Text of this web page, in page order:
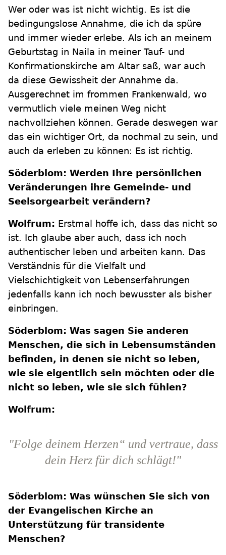
Wer oder was ist nicht wichtig. Es ist die
bedingungslose Annahme, die ich da spüre
und immer wieder erlebe. Als ich an meinem
Geburtstag in Naila in meiner Tauf- und
Konfirmationskirche am Altar saß, war auch
da diese Gewissheit der Annahme da.
Ausgerechnet im frommen Frankenwald, wo
vermutlich viele meinen Weg nicht
nachvollziehen können. Gerade deswegen war
das ein wichtiger Ort, da nochmal zu sein, und
auch da erleben zu können: Es ist richtig.
Söderblom: Werden Ihre persönlichen
Veränderungen ihre Gemeinde- und
Seelsorgearbeit verändern?
Wolfrum: Erstmal hoffe ich, dass das nicht so
ist. Ich glaube aber auch, dass ich noch
authentischer leben und arbeiten kann. Das
Verständnis für die Vielfalt und
Vielschichtigkeit von Lebenserfahrungen
jedenfalls kann ich noch bewusster als bisher
einbringen.
Söderblom: Was sagen Sie anderen
Menschen, die sich in Lebensumständen
befinden, in denen sie nicht so leben,
wie sie eigentlich sein möchten oder die
nicht so leben, wie sie sich fühlen?
Wolfrum:
"Folge deinem Herzen“ und vertraue, dass
dein Herz für dich schlägt!"
Söderblom: Was wünschen Sie sich von
der Evangelischen Kirche an
Unterstützung für transidente
Menschen?